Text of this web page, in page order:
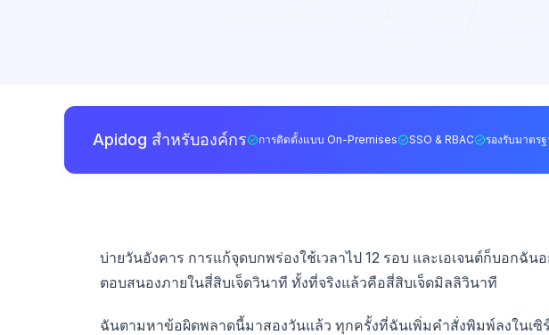
Apidog สำหรับองค์กร การติดตั้งแบบ On-Premises SSO & RBAC รองรับมาตร
บ่ายวันอังคาร การแก้จุดบกพร่องใช้เวลาไป 12 รอบ และเอเจนต์ก็บอกฉัน
ตอบสนองภายในสี่สิบเจ็ดวินาที ทั้งที่จริงแล้วคือสี่สิบเจ็ดมิลลิวินาที
ฉันตามหาข้อผิดพลาดนี้มาสองวันแล้ว ทุกครั้งที่ฉันเพิ่มคำสั่งพิมพ์ลงในเซิร์